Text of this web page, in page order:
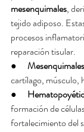
mesenquimales,
tejido adiposo.
procesos
reparación tisular.
●
cartílago, músculo,
●
formación de
fortalecimiento del